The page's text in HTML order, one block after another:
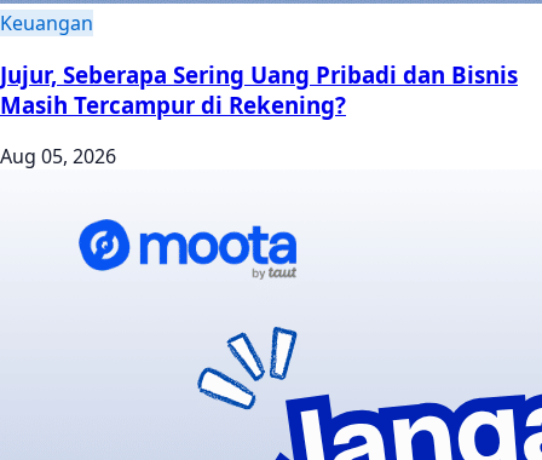
Keuangan
Jujur, Seberapa Sering Uang Pribadi dan Bisnis
Masih Tercampur di Rekening?
Aug 05, 2026